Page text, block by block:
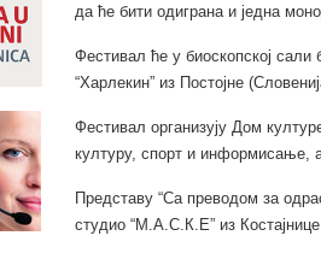
да ће бити одиграна и једна
Фестивал ће у биоскопској сали
“Харлекин” из Постојне
Фестивал организују Дом
културу, спорт и информисање,
Представу “Са преводом за
студио “М.А.С.К.Е” из